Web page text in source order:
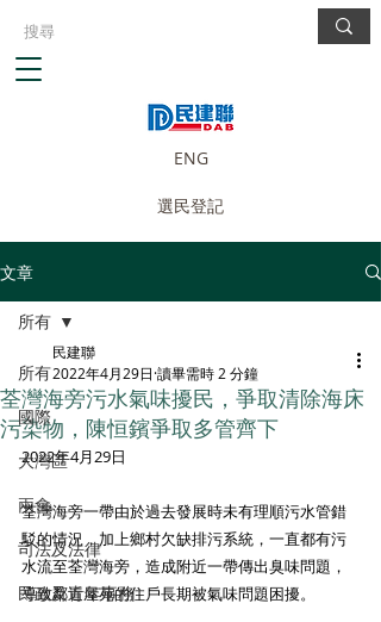
ENG
選民登記
文章
所有
國際
大灣區
兩會
司法及法律
民政及青年事務
所有
荃灣海旁污水氣味擾民，爭取清除海床
污染物，陳恒鑌爭取多管齊下
民建聯
2022年4月29日 讀畢需時 2 分鐘
2022年4月29日
荃灣海旁一帶由於過去發展時未有理順污水管錯
駁的情況，加上鄉村欠缺排污系統，一直都有污
水流至荃灣海旁，造成附近一帶傳出臭味問題，
導致鄰近屋苑的住戶長期被氣味問題困擾。